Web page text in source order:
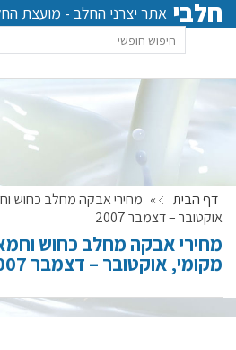
חלבי אתר יצרני החלב - מועצת
דף הבית » מחירי אבקה מחלב כחוש
אוקטובר – דצמבר 2007
מחירי אבקה מחלב כחוש
מקומי, אוקטובר – דצמבר 2007